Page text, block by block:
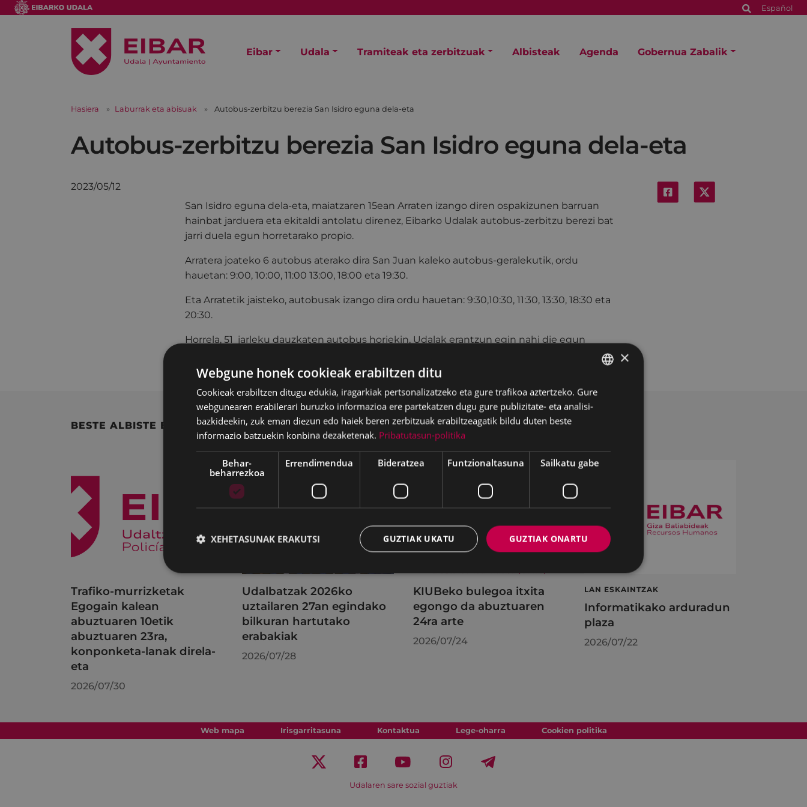
Español
Eibar Udala Tramiteak eta zerbitzuak Albisteak Agenda Gobernua Zabalik
Hasiera Laburrak eta abisuak Autobus-zerbitzu berezia San Isidro eguna dela-eta
Autobus-zerbitzu berezia San Isidro eguna dela-eta
2023/05/12
San Isidro eguna dela-eta, maiatzaren 15ean Arraten izango diren ospakizunen barruan
hainbat jarduera eta ekitaldi antolatu direnez, Eibarko Udalak autobus-zerbitzu berezi bat
jarri duela egun horretarako propio.
Arratera joateko 6 autobus aterako dira San Juan kaleko autobus-geralekutik, ordu
hauetan: 9:00, 10:00, 11:00 13:00, 18:00 eta 19:30.
Eta Arratetik jaisteko, autobusak izango dira ordu hauetan: 9:30,10:30, 11:30, 13:30, 18:30 eta
20:30.
Horrela, 51 jarleku dauzkaten autobus horiekin, Udalak erantzun egin nahi die egun
BESTE ALBISTE BATZUK
Trafiko-murrizketak
Egogain kalean
abuztuaren 10etik
abuztuaren 23ra,
konponketa-lanak direla-
eta
2026/07/30
Udalbatzak 2026ko
uztailaren 27an egindako
bilkuran hartutako
erabakiak
2026/07/28
KIUBeko bulegoa itxita
egongo da abuztuaren
24ra arte
2026/07/24
LAN ESKAINTZAK
Informatikako arduradun
plaza
2026/07/22
Web mapa Irisgarritasuna Kontaktua Lege-oharra Cookien politika
Udalaren sare sozial guztiak
BASQUE
SPANISH
×
Webgune honek cookieak erabiltzen ditu
Cookieak erabiltzen ditugu edukia, iragarkiak pertsonalizatzeko eta gure trafikoa aztertzeko. Gure
webgunearen erabilerari buruzko informazioa ere partekatzen dugu gure publizitate- eta analisi-
bazkideekin, zuk eman diezun edo haiek beren zerbitzuak erabiltzeagatik bildu duten beste
informazio batzuekin konbina dezaketenak. Pribatutasun-politika
Behar-
beharrezkoa
Errendimendua Bideratzea Funtzionaltasuna Sailkatu gabe
GUZTIAK ONARTU
GUZTIAK UKATU
XEHETASUNAK ERAKUTSI